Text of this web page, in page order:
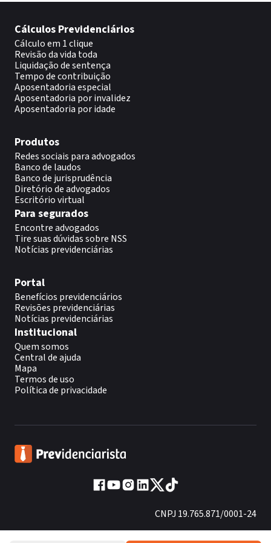
Cálculos Previdenciários
Cálculo em 1 clique
Revisão da vida toda
Liquidação de sentença
Tempo de contribuição
Aposentadoria especial
Aposentadoria por invalidez
Aposentadoria por idade
Produtos
Redes sociais para advogados
Banco de laudos
Banco de jurisprudência
Diretório de advogados
Escritório virtual
Para segurados
Encontre advogados
Tire suas dúvidas sobre NSS
Notícias previdenciárias
Portal
Benefícios previdenciários
Revisões previdenciárias
Notícias previdenciárias
Institucional
Quem somos
Central de ajuda
Mapa
Termos de uso
Política de privacidade
CNPJ 19.765.871/0001-24
Fundado em 2013